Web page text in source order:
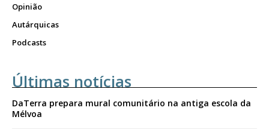
Opinião
Autárquicas
Podcasts
Últimas notícias
DaTerra prepara mural comunitário na antiga escola da
Mélvoa